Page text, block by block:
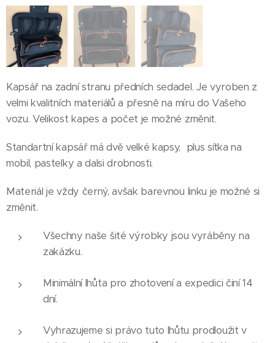
Kapsář na zadní stranu předních sedadel. Je vyroben z
velmi kvalitních materiálů a přesně na míru do Vašeho
vozu. Velikost kapes a počet je možné změnit.
Standartní kapsář má dvě velké kapsy, plus síťka na
mobil, pastelky a dalsi drobnosti.
Materiál je vždy černý, avšak barevnou linku je možné si
změnit.
Všechny naše šité výrobky jsou vyráběny na
zakázku.
Minimální lhůta pro zhotovení a expedici činí 14
dní.
Vyhrazujeme si právo tuto lhůtu prodloužit v